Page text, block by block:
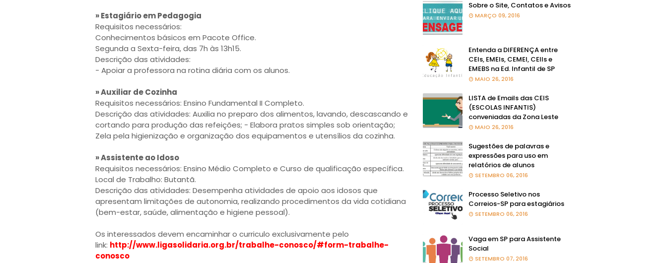
» Estagiário em Pedagogia
Requisitos necessários:
Conhecimentos básicos em Pacote Office.
Segunda a Sexta-feira, das 7h às 13h15.
Descrição das atividades:
- Apoiar a professora na rotina diária com os alunos.
» Auxiliar de Cozinha
Requisitos necessários: Ensino Fundamental II Completo.
Descrição das atividades: Auxilia no preparo dos alimentos, lavando, descascando e
cortando para produção das refeições; - Elabora pratos simples sob orientação;
Zela pela higienização e organização dos equipamentos e utensílios da cozinha.
» Assistente ao Idoso
Requisitos necessários: Ensino Médio Completo e Curso de qualificação específica.
Local de Trabalho: Butantã.
Descrição das atividades: Desempenha atividades de apoio aos idosos que
apresentam limitações de autonomia, realizando procedimentos da vida cotidiana
(bem-estar, saúde, alimentação e higiene pessoal).
Os interessados devem encaminhar o curriculo exclusivamente pelo
link: http://www.ligasolidaria.org.br/trabalhe-conosco/#form-trabalhe-
conosco
Sobre o Site, Contatos e Avisos
MARÇO 09, 2016
Entenda a DIFERENÇA entre
CEIs, EMEIs, CEMEI, CEIIs e
EMEBS na Ed. Infantil de SP
MAIO 26, 2016
LISTA de Emails das CEIS
(ESCOLAS INFANTIS)
conveniadas da Zona Leste
MAIO 26, 2016
Sugestões de palavras e
expressões para uso em
relatórios de alunos
SETEMBRO 06, 2016
Processo Seletivo nos
Correios-SP para estagiários
SETEMBRO 06, 2016
Vaga em SP para Assistente
Social
SETEMBRO 07, 2016